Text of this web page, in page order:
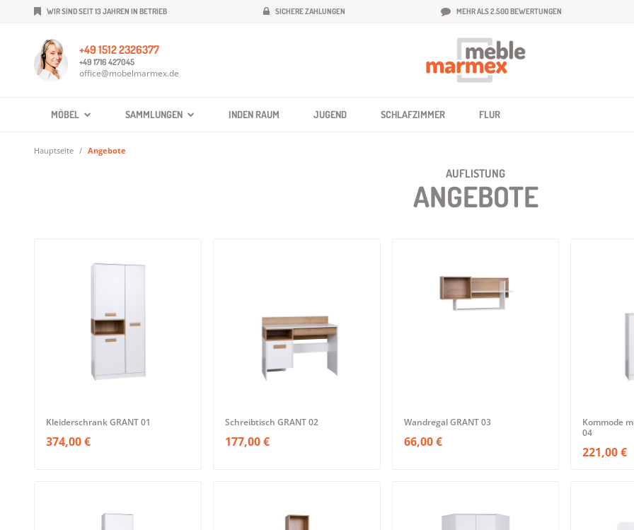
WIR SIND SEIT 13 JAHREN IN BETRIEB SICHERE ZAHLUNGEN MEHR ALS 2.500 BEWERTUNGEN
+49 1512 2326377
+49 1716 427045
office@mobelmarmex.de
MÖBEL SAMMLUNGEN INDEN RAUM JUGEND SCHLAFZIMMER FLUR
Hauptseite Angebote
AUFLISTUNG
ANGEBOTE
Kleiderschrank GRANT 01
374,00 €
Schreibtisch GRANT 02
177,00 €
Wandregal GRANT 03
66,00 €
Kommode
04
221,00 €